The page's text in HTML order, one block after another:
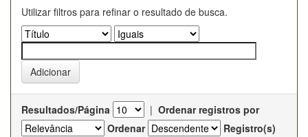
Utilizar filtros para refinar o resultado de busca.
Resultados/Página | Ordenar registros por
Ordenar
Registro(s)